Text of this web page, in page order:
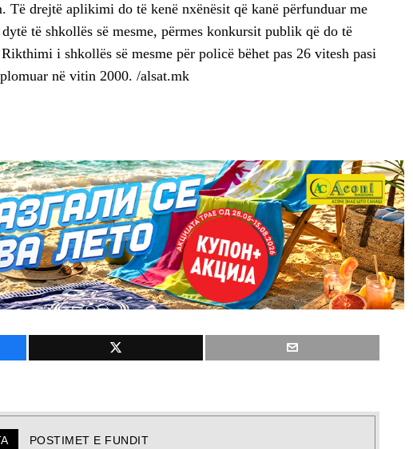
Të drejtë aplikimi do të kenë nxënësit që kanë përfunduar me
të shkollës së mesme, përmes konkursit publik që do të
i shkollës së mesme për policë bëhet pas 26 vitesh pasi
në vitin 2000. /alsat.mk
POSTIMET E FUNDIT